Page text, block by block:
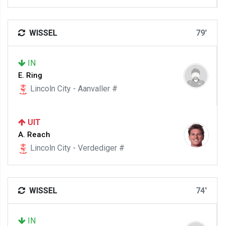
WISSEL 79'
IN
E. Ring
Lincoln City - Aanvaller #
UIT
A. Reach
Lincoln City - Verdediger #
WISSEL 74'
IN